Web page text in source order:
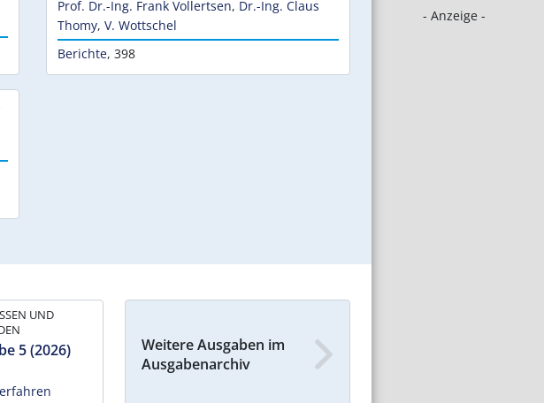
- Anzeige -
Prof. Dr.-Ing. Frank Vollertsen, Dr.-Ing. Claus
Thomy, V. Wottschel
Berichte, 398
UND
5 (2026)
Weitere Ausgaben im
Ausgabenarchiv